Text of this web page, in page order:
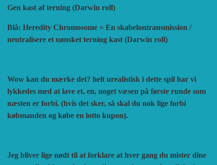
Gen kast af terning (Darwin roll)
Blå: Heredity Chromosome = En skabelontransmission /
neutralisere et uønsket terning kast (Darwin roll)
Wow kan du mærke det? helt urealistisk i dette spil har vi
lykkedes med at lave et, en, noget væsen på første runde som
næsten er forbi. (hvis det sker, så skal du nok lige forbi
købmanden og købe en lotto kupon).
Jeg bliver lige nødt til at forklare at hver gang du mister dine